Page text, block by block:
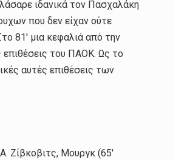
ιδανικά τον Πασχαλάκη
που δεν είχαν ούτε
81′ μια κεφαλιά από την
επιθέσεις του ΠΑΟΚ. Ως το
αυτές επιθέσεις των
Ζίβκοβιτς, Μουργκ (65′